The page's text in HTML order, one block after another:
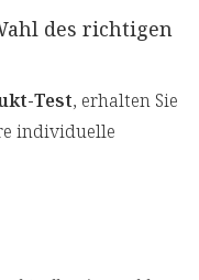
des richtigen
Test, erhalten Sie
individuelle